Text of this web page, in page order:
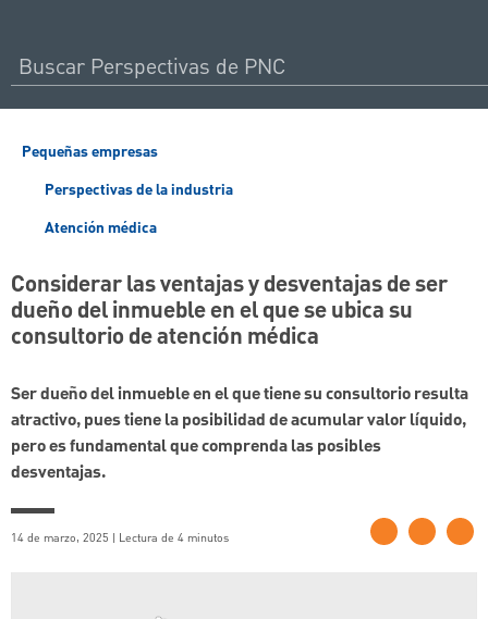
Pequeñas empresas
Perspectivas de la industria
Atención médica
Considerar las ventajas y desventajas de ser
dueño del inmueble en el que se ubica su
consultorio de atención médica
Ser dueño del inmueble en el que tiene su consultorio resulta
atractivo, pues tiene la posibilidad de acumular valor líquido,
pero es fundamental que comprenda las posibles
desventajas.
14 de marzo, 2025 | Lectura de 4 minutos